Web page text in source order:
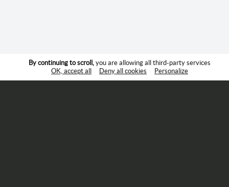
By continuing to scroll, you are allowing all third-party services
OK, accept all
Deny all cookies Personalize